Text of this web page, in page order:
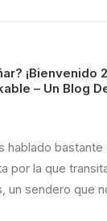
¡Bienvenido
– Un Blog
bastante
por la que
un sendero que